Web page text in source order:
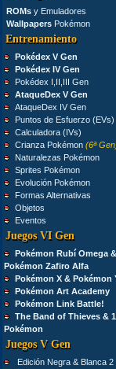
ROMs y Emuladores
Wallpapers Pokémon
Entrenamiento
Pokédex V Gen
Pokédex IV Gen
Pokédex I,II,III Gen
AtaqueDex V Gen
AtaqueDex IV Gen
Puntos de Esfuerzo (EVs)
Calculadora (IVs)
Crianza Pokémon (6ª
Naturalezas Pokémon
Sprites Pokémon
Evolución Pokémon
Formas Alternativas
Objetos
Eventos
Juegos VI Gen
Pokémon Rubí Omega &
Pokémon Zafiro Alfa
Pokémon X & Pokémon
Pokémon Art Academy
Pokémon Link Battle!
The Band of Thieves &
Pokémon
Juegos V Gen
Edición Negra & Blanca 2